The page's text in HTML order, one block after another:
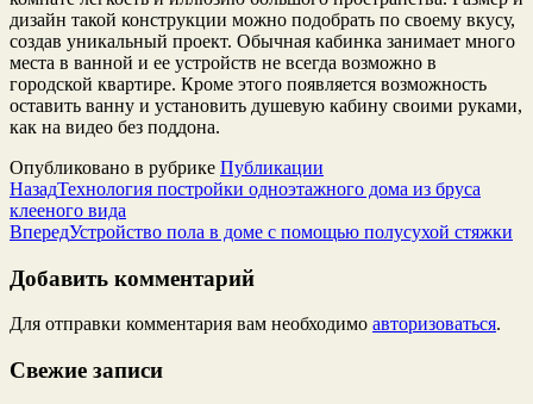
дизайн такой конструкции можно подобрать по своему вкусу,
создав уникальный проект. Обычная кабинка занимает много
места в ванной и ее устройств не всегда возможно в
городской квартире. Кроме этого появляется возможность
оставить ванну и установить душевую кабину своими руками,
как на видео без поддона.
Опубликовано в рубрике Публикации
НазадТехнология постройки одноэтажного дома из бруса
клееного вида
ВпередУстройство пола в доме с помощью полусухой стяжки
Добавить комментарий
Для отправки комментария вам необходимо авторизоваться.
Свежие записи